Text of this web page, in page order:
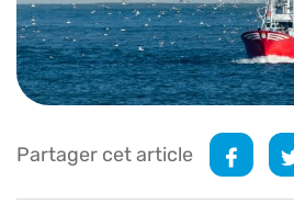
Partager cet article